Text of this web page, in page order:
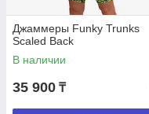
Джаммеры Funky Trunks
Scaled Back
В наличии
35 900 ₸